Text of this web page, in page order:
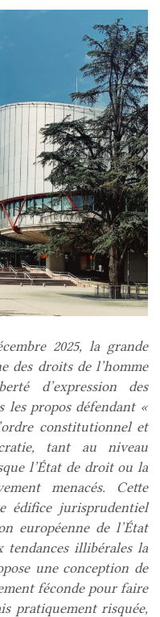
2025, la grande
des droits de l’homme
d’expression des
les propos défendant «
constitutionnel et
tant au niveau
l’État de droit ou la
menacés. Cette
édifice jurisprudentiel
européenne de l’État
tendances illibérales la
une conception de
féconde pour faire
pratiquement risquée,